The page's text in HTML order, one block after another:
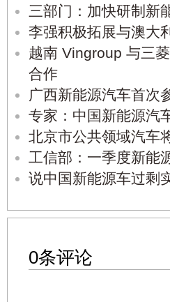
三部门：加快研制新
李强积极拓展与澳大
越南 Vingroup 与三
合作
广西新能源汽车首次
专家：中国新能源汽
北京市公共领域汽车
工信部：一季度新能
说中国新能源车过剩
0条评论